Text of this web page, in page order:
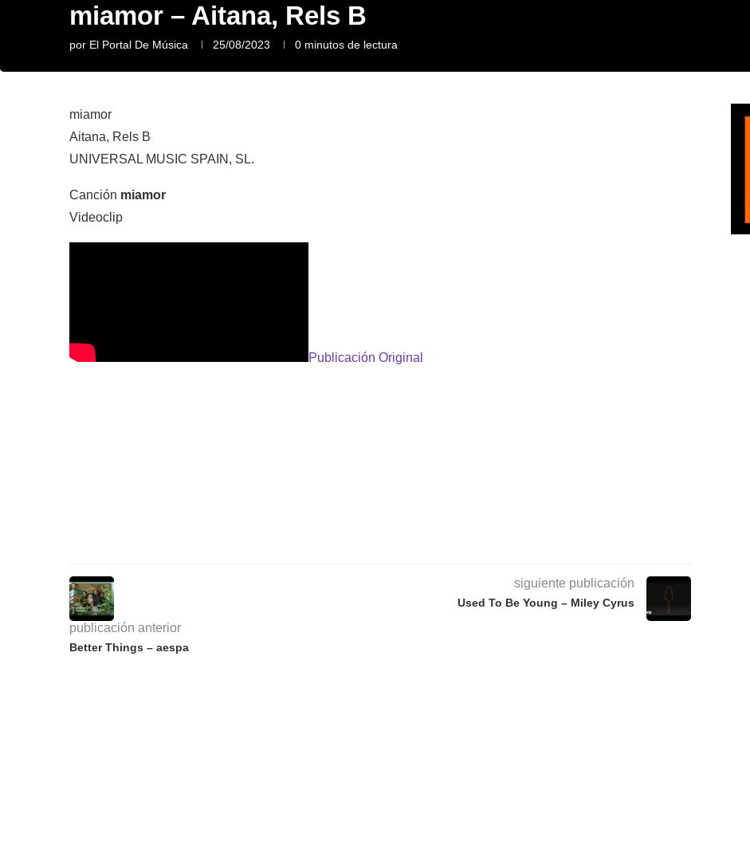
miamor – Aitana, Rels B
por El Portal De Música 25/08/2023 0 minutos de lectura
miamor
Aitana, Rels B
UNIVERSAL MUSIC SPAIN, SL.
Canción miamor
Videoclip
Publicación Original
publicación anterior
Better Things – aespa
siguiente publicación
Used To Be Young – Miley Cyrus